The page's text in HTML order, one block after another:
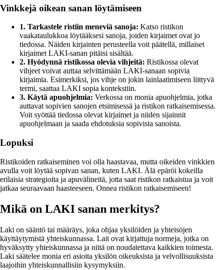
Vinkkejä oikean sanan löytämiseen
1. Tarkastele ristiin meneviä sanoja: Katso ristikon
vaakataulukkoa löytääksesi sanoja, joiden kirjaimet ovat jo
tiedossa. Näiden kirjainten perusteella voit päätellä, millaiset
kirjaimet LAKI-sanan pitäisi sisältää.
2. Hyödynnä ristikossa olevia vihjeitä: Ristikossa olevat
vihjeet voivat auttaa selvittämään LAKI-sanaan sopivia
kirjaimia. Esimerkiksi, jos vihje on jokin lainlaatimiseen liittyvä
termi, saattaa LAKI sopia kontekstiin.
3. Käytä apuohjelmia: Verkossa on monia apuohjelmia, jotka
auttavat sopivien sanojen etsimisessä ja ristikon ratkaisemisessa.
Voit syöttää tiedossa olevat kirjaimet ja niiden sijainnit
apuohjelmaan ja saada ehdotuksia sopivista sanoista.
Lopuksi
Ristikoiden ratkaiseminen voi olla haastavaa, mutta oikeiden vinkkien
avulla voit löytää sopivan sanan, kuten LAKI. Älä epäröi kokeilla
erilaisia strategioita ja apuvälineitä, jotta saat ristikon ratkaistua ja voit
jatkaa seuraavaan haasteeseen. Onnea ristikon ratkaisemiseen!
Mikä on LAKI sanan merkitys?
Laki on sääntö tai määräys, joka ohjaa yksilöiden ja yhteisöjen
käyttäytymistä yhteiskunnassa. Lait ovat kirjattuja normeja, jotka on
hyväksytty yhteiskunnassa ja niitä on noudatettava kaikkien toimesta.
Laki säätelee monia eri asioita yksilön oikeuksista ja velvollisuuksista
laajoihin yhteiskunnallisiin kysymyksiin.